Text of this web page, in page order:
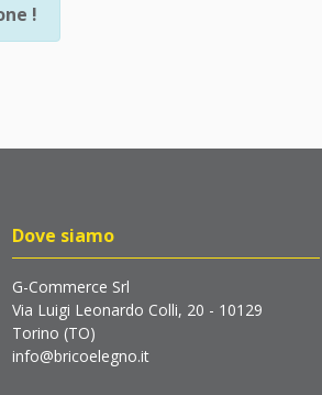
!
Dove siamo
G-Commerce Srl
Via Luigi Leonardo Colli, 20 - 10129
Torino (TO)
info@bricoelegno.it